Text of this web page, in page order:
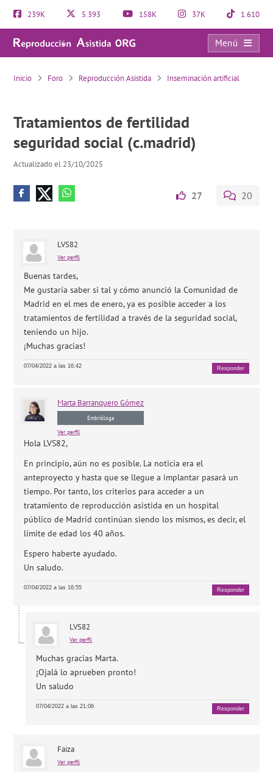
239K 5.393 158K 37K 1.610
Menú
Tratamientos de fertilidad seguridad social (c.madrid)
Inicio Foro Reproducción Asistida Inseminación artificial
Tratamientos de fertilidad
seguridad social (c.madrid)
Actualizado el 23/10/2025
27 20
LVS82
Ver perfil
Buenas tardes,
Me gustaría saber si tal y cómo anunció la Comunidad de
Madrid en el mes de enero, ya es posible acceder a los
tratamientos de fertilidad a través de la seguridad social,
teniendo un hijo.
¡Muchas gracias!
07/04/2022 a las 16:42 Responder
Marta Barranquero Gómez
Embrióloga
Ver perfil
Hola LVS82,
En principio, aún no es posible. La noticia era el
anteproyecto y hasta que se llegue a implantar pasará un
tiempo. Por tanto, los criterios para acceder a un
tratamiento de reproducción asistida en un hospital
público de Madrid continúan siendo los mismos, es decir, el
límite de edad los 40 años.
Espero haberte ayudado.
Un saludo.
07/04/2022 a las 16:55 Responder
LVS82
Ver perfil
Muchas gracias Marta.
¡Ojalá lo aprueben pronto!
Un saludo
07/04/2022 a las 21:06 Responder
Faiza
Ver perfil